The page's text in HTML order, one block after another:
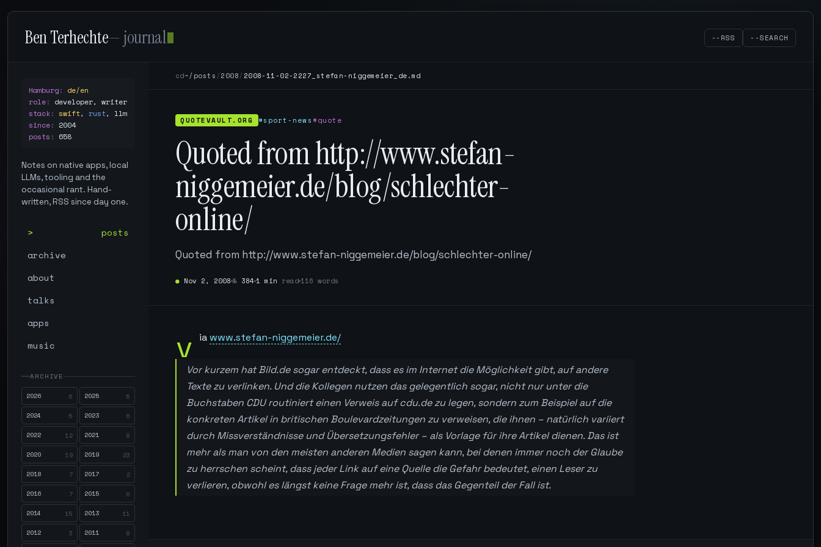
Ben Terhechte— journal --RSS --SEARCH
Hamburg: de/en
role: developer, writer
stack: swift, rust, llm
since: 2004
posts : 658
Notes on native apps, local
LLMs, tooling and the
occasional rant. Hand-
written, RSS since day one.
posts
archive
about
talks
apps
music
ARCHIVE
2026
6 2025 5
2024 5 2023 6
2022 12 2021 8
2020 19 2019 23
2018 7 2017 2
2016 7 2015 6
2014 15 2013 11
2012 3 2011 8
cd~/posts /2008/ 2008-11-02-2227_stefan-niggemeier_de.md
QUOTEVAULT.ORG #sport-news#quote
Quoted from http://www.stefan-
niggemeier.de/blog/schlechter-
online/
Quoted from http://www.stefan-niggemeier.de/blog/schlechter-online/
● Nov 2, 2008 № 384 1 min read 116 words
v ia www.stefan-niggemeier.de/
Vor kurzem hat Bild.de sogar entdeckt, dass es im Internet die Möglichkeit gibt, auf andere
Texte zu verlinken. Und die Kollegen nutzen das gelegentlich sogar, nicht nur unter die
Buchstaben CDU routiniert einen Verweis auf cdu.de zu legen, sondern zum Beispiel auf die
konkreten Artikel in britischen Boulevardzeitungen zu verweisen, die ihnen – natürlich variiert
durch Missverständnisse und Übersetzungsfehler – als Vorlage für ihre Artikel dienen. Das ist
mehr als man von den meisten anderen Medien sagen kann, bei denen immer noch der Glaube
zu herrschen scheint, dass jeder Link auf eine Quelle die Gefahr bedeutet, einen Leser zu
verlieren, obwohl es längst keine Frage mehr ist, dass das Gegenteil der Fall ist.